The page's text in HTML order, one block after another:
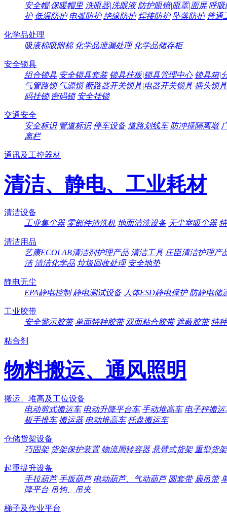
安全帽|保暖帽里 洗眼器|洗眼液 防护眼镜|眼罩|面屏 呼吸
护 低温防护 电弧防护 绝缘防护 焊接防护 坠落防护 普通
化学品处理
吸液棉吸附棉 化学品泄漏处理 化学品储存柜
安全锁具
组合锁具|安全锁具套装 锁具挂板|锁具管理中心 锁具箱|
气管路锁|气源锁 断路器开关锁具|电器开关锁具 插头锁
码挂锁|密码锁 安全挂锁
交通安全
安全标识 管道标识 停车设备 道路划线车 防冲撞隔离墩
离栏
通讯及工控器材
清洁、静电、工业耗材
清洁设备
工业集尘器 零部件清洗机 地面清洗设备 无尘室吸尘器
清洁用品
艺康ECOLAB清洁剂护理产品 清洁工具 庄臣清洁护理产
洁 清洁化学品 垃圾回收处理 安全地垫
静电无尘
EPA静电控制 静电测试设备 人体ESD静电保护 防静电储
工业胶带
安全警示胶带 单面特种胶带 双面粘合胶带 遮蔽胶带 特
粘合剂
物料搬运、通风照明
搬运、堆高及工位设备
电动剪式搬运车 电动升降平台车 手动堆高车 电子秤搬运
板手推车 搬运器 电动堆高车 托盘搬运车
仓储货架设备
巧固架 货架保护装置 物流周转容器 悬臂式货架 重型货架
起重提升设备
手拉葫芦 手扳葫芦 电动葫芦、气动葫芦 圆套带 扁吊带
降平台 吊钩、吊夹
梯子及作业平台